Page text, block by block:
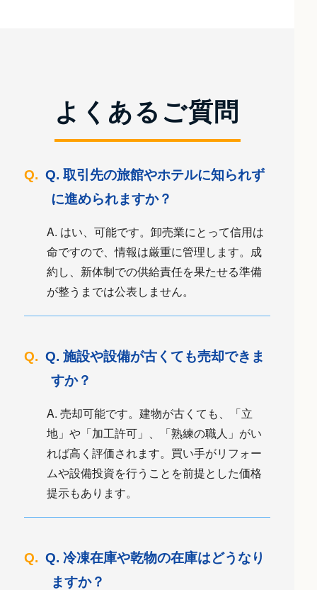
よくあるご質問
Q. 取引先の旅館やホテルに知られず
に進められますか？
A. はい、可能です。卸売業にとって信用は
命ですので、情報は厳重に管理します。成
約し、新体制での供給責任を果たせる準備
が整うまでは公表しません。
Q. 施設や設備が古くても売却できま
すか？
A. 売却可能です。建物が古くても、「立
地」や「加工許可」、「熟練の職人」がい
れば高く評価されます。買い手がリフォー
ムや設備投資を行うことを前提とした価格
提示もあります。
Q. 冷凍在庫や乾物の在庫はどうなり
ますか？